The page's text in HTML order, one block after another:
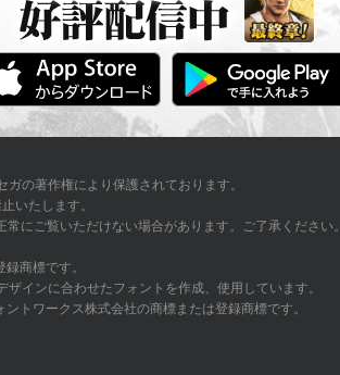
の著作権により保護されております。
いたします。
にご覧いただけない場合があります。ご了承ください。
商標です。
インに合わせたフォントを作成、使用しています。
トワークス株式会社の商標または登録商標です。